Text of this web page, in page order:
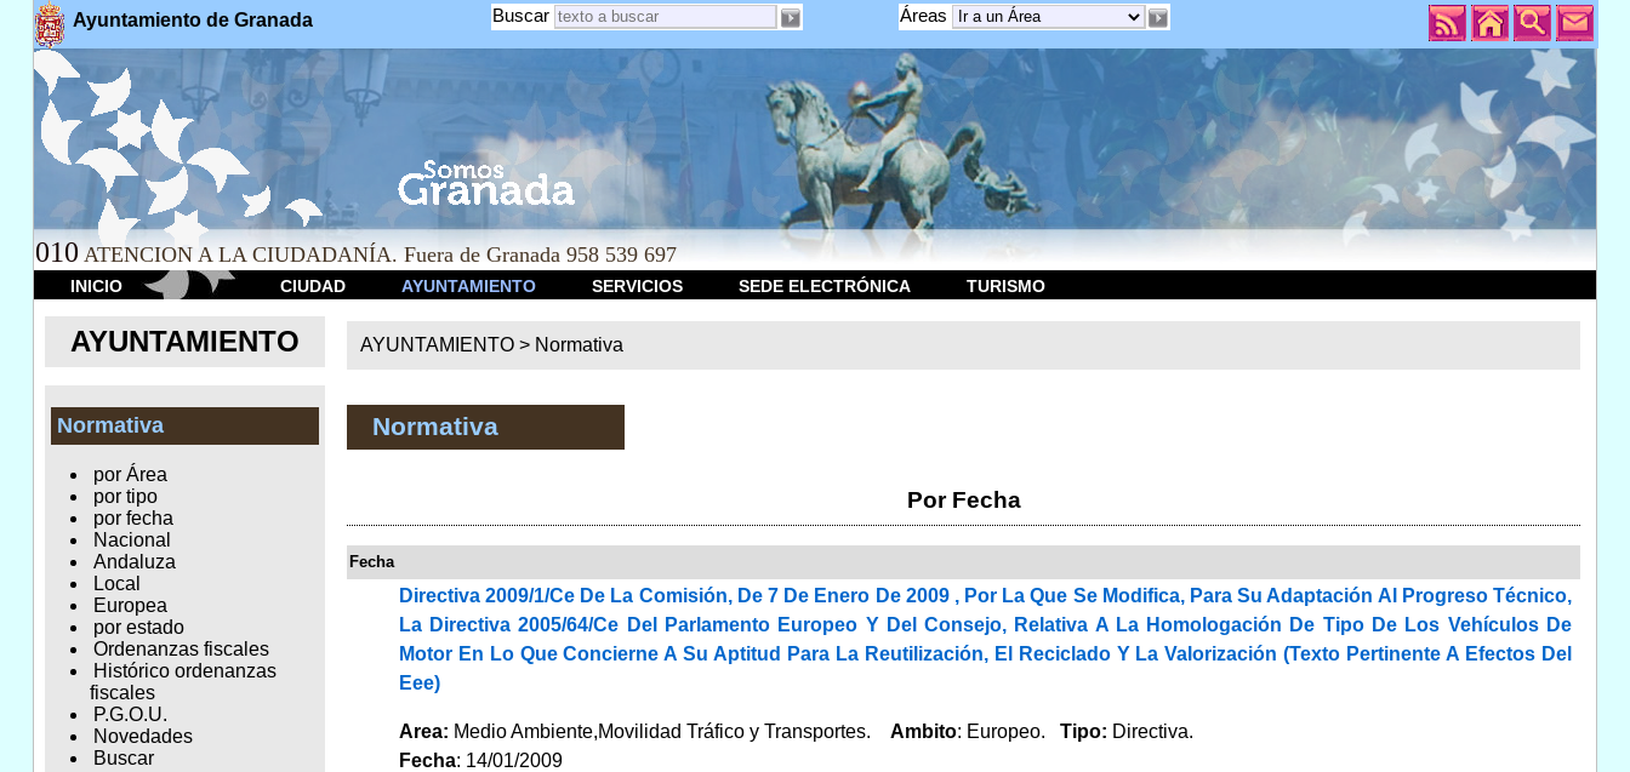
Ayuntamiento de Granada Áreas
Buscar
010 ATENCION A LA CIUDADANÍA. Fuera de Granada 958 539 697
INICIO CIUDAD AYUNTAMIENTO SERVICIOS SEDE ELECTRÓNICA TURISMO
AYUNTAMIENTO
Normativa
por Área
por tipo
por fecha
Nacional
Andaluza
Local
Europea
por estado
Ordenanzas fiscales
Histórico ordenanzas
fiscales
P.G.O.U.
Novedades
Buscar
AYUNTAMIENTO > Normativa
Normativa
Por Fecha
Fecha
Directiva 2009/1/Ce De La Comisión, De 7 De Enero De 2009 , Por La Que Se Modifica, Para Su Adaptación Al Progreso Técnico,
La Directiva 2005/64/Ce Del Parlamento Europeo Y Del Consejo, Relativa A La Homologación De Tipo De Los Vehículos De
Motor En Lo Que Concierne A Su Aptitud Para La Reutilización, El Reciclado Y La Valorización (Texto Pertinente A Efectos Del
Eee)
Area: Medio Ambiente,Movilidad Tráfico y Transportes. Ambito: Europeo. Tipo: Directiva.
Fecha: 14/01/2009